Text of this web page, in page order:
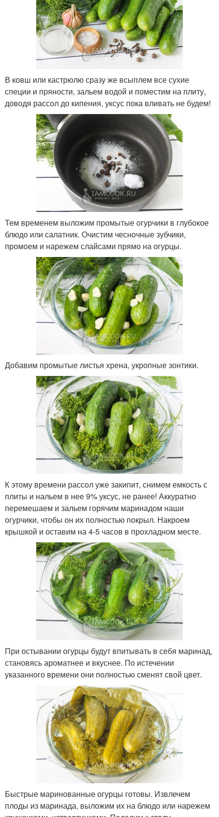
В ковш или кастрюлю сразу же всыплем все сухие
специи и пряности, зальем водой и поместим на плиту,
доводя рассол до кипения, уксус пока вливать не будем!
Тем временем выложим промытые огурчики в глубокое
блюдо или салатник. Очистим чесночные зубчики,
промоем и нарежем слайсами прямо на огурцы.
Добавим промытые листья хрена, укропные зонтики.
К этому времени рассол уже закипит, снимем емкость с
плиты и нальем в нее 9% уксус, не ранее! Аккуратно
перемешаем и зальем горячим маринадом наши
огурчики, чтобы он их полностью покрыл. Накроем
крышкой и оставим на 4-5 часов в прохладном месте.
При остывании огурцы будут впитывать в себя маринад,
становясь ароматнее и вкуснее. По истечении
указанного времени они полностью сменят свой цвет.
Быстрые маринованные огурцы готовы. Извлечем
плоды из маринада, выложим их на блюдо или нарежем